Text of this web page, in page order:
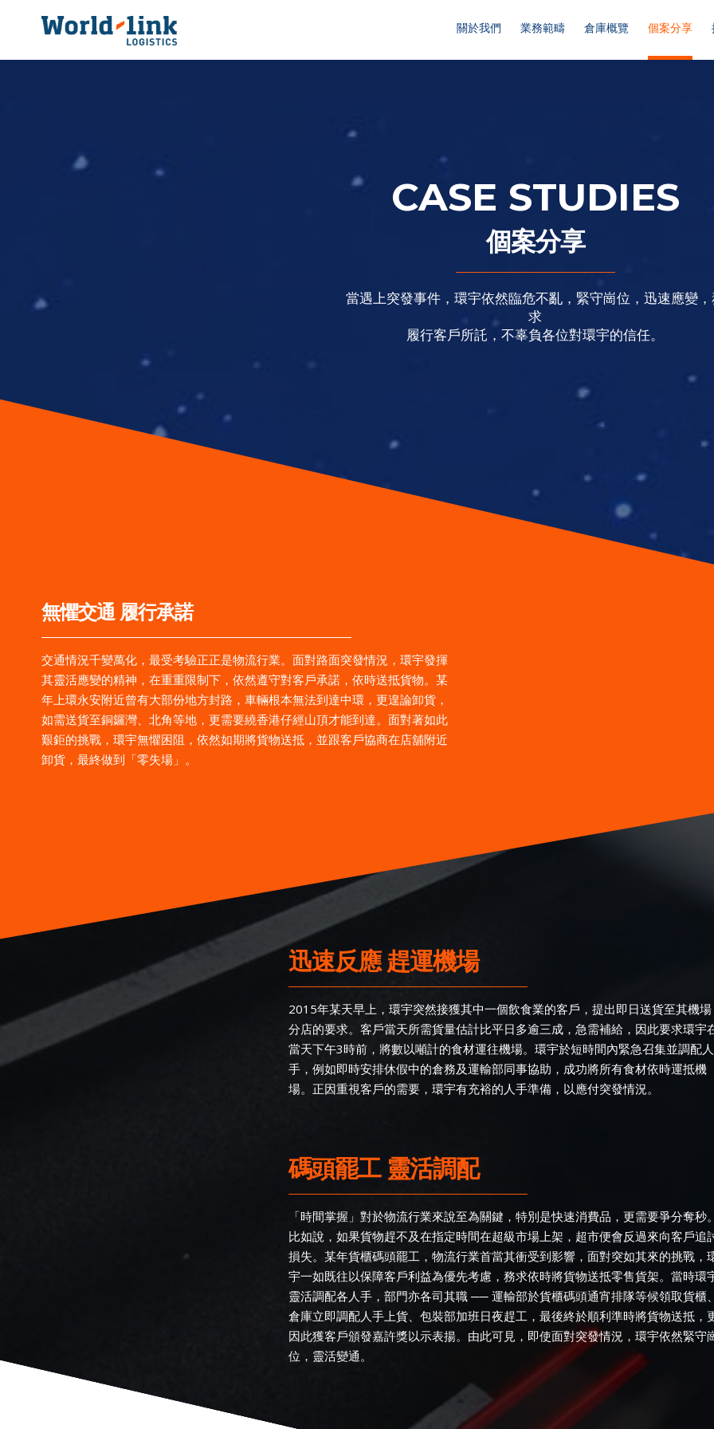
關於我們 業務範疇 倉庫概覽 個案分享
CASE STUDIES
個案分享
當遇上突發事件，環宇依然臨危不亂，緊守崗位，迅速應變
求
履行客戶所託，不辜負各位對環宇的信任。
無懼交通 履行承諾
交通情況千變萬化，最受考驗正正是物流行業。面對路面突發情況，環宇發揮
其靈活應變的精神，在重重限制下，依然遵守對客戶承諾，依時送抵貨物。某
年上環永安附近曾有大部份地方封路，車輛根本無法到達中環，更遑論卸貨，
如需送貨至銅鑼灣、北角等地，更需要繞香港仔經山頂才能到達。面對著如此
艱鉅的挑戰，環宇無懼困阻，依然如期將貨物送抵，並跟客戶協商在店舖附近
卸貨，最終做到「零失場」。
迅速反應 趕運機場
2015年某天早上，環宇突然接獲其中一個飲食業的客戶，提出即日送貨至其機場
分店的要求。客戶當天所需貨量估計比平日多逾三成，急需補給，因此要求環宇
當天下午3時前，將數以噸計的食材運往機場。環宇於短時間內緊急召集並調配人
手，例如即時安排休假中的倉務及運輸部同事協助，成功將所有食材依時運抵機
場。正因重視客戶的需要，環宇有充裕的人手準備，以應付突發情況。
碼頭罷工 靈活調配
「時間掌握」對於物流行業來說至為關鍵，特別是快速消費品，更需要爭分奪秒
比如說，如果貨物趕不及在指定時間在超級市場上架，超市便會反過來向客戶追
損失。某年貨櫃碼頭罷工，物流行業首當其衝受到影響，面對突如其來的挑戰，
宇一如既往以保障客戶利益為優先考慮，務求依時將貨物送抵零售貨架。當時環
靈活調配各人手，部門亦各司其職 ── 運輸部於貨櫃碼頭通宵排隊等候領取貨櫃
倉庫立即調配人手上貨、包裝部加班日夜趕工，最後終於順利準時將貨物送抵，
因此獲客戶頒發嘉許獎以示表揚。由此可見，即使面對突發情況，環宇依然緊守
位，靈活變通。